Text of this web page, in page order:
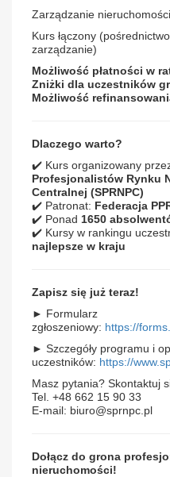
Zarządzanie
Kurs łączony
zarządzanie)
Możliwość płatności w
Zniżki dla uczestników
Możliwość
Dlaczego warto?
✔️ Kurs organizowany
Profesjonalistów Rynku
Centralnej (SPRNPC)
✔️ Patronat: Federacja
✔️ Ponad 1650
✔️ Kursy w rankingu
najlepsze w kraju
Zapisz się już teraz!
► Formularz
zgłoszeniowy: https://
► Szczegóły programu i
uczestników: https://
Masz pytania? Skontaktuj
Tel. +48 662 15 90 33
E-mail: biuro@sprnpc.pl
Dołącz do grona
nieruchomości!